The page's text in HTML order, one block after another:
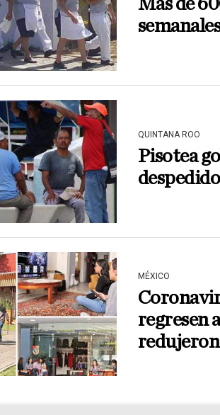
QUINTANA ROO
Pisotea
MÉXICO
regresen